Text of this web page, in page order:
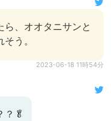
ら、オオタニサンと
う。
2023-06-18 11時54分
？🥬